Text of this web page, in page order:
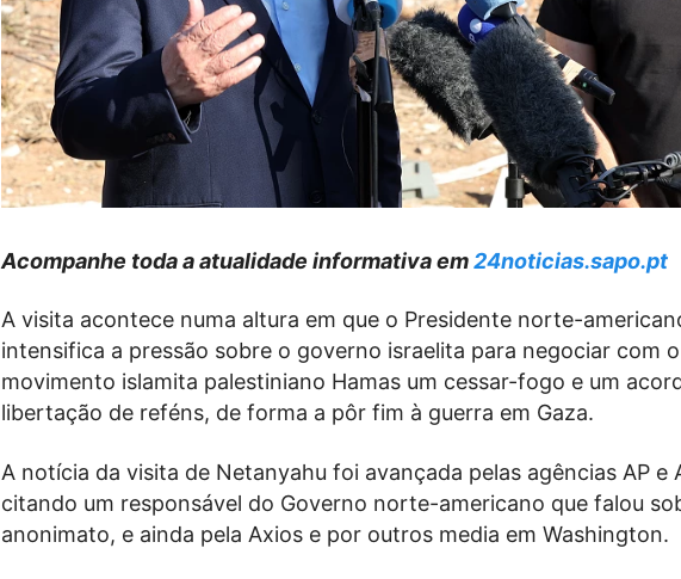
Acompanhe toda a atualidade informativa em24noticias.sapo.pt
A visita acontece numa altura em que o Presidente norte-
intensifica a pressão sobre o governo israelita para negociar com o
movimento islamita palestiniano Hamas um cessar-fogo e um
libertação de reféns, de forma a pôr fim à guerra em Gaza.
A notícia da visita de Netanyahu foi avançada pelas agências AP e
citando um responsável do Governo norte-americano que falou
anonimato, e ainda pela Axios e por outros media em Washington.